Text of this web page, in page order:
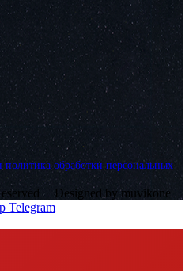
обработки персональных
| Designed by muvikone
Telegram